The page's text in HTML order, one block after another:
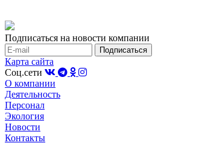
Подписаться на новости компании
Карта сайта
Соц.сети
О компании
Деятельность
Персонал
Экология
Новости
Контакты